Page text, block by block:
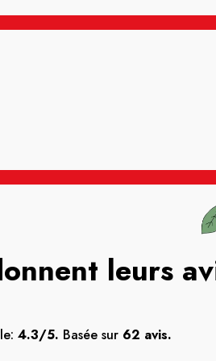
leurs
4.3/5. Basée sur 62 avis.